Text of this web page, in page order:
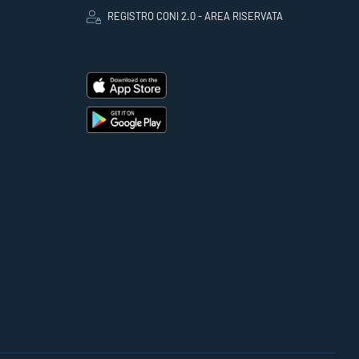
REGISTRO CONI 2.0 - AREA RISERVATA